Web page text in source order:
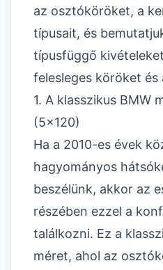
az osztóköröket, a
típusait, és
típusfüggő
felesleges köröket és
1. A klasszikus BMW
(5x120)
Ha a 2010-es évek
hagyományos
beszélünk, akkor az
részében ezzel a
találkozni. Ez a
méret, ahol az